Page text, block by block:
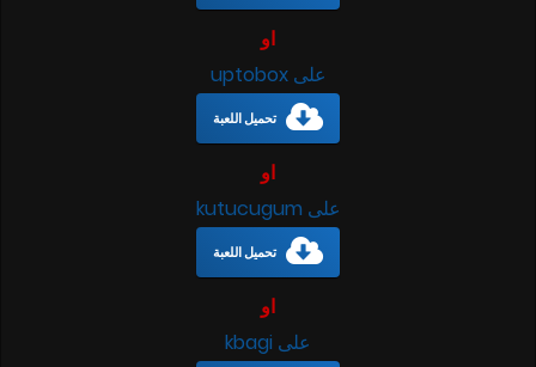
او
على uptobox
تحميل اللعبة
او
على kutucugum
تحميل اللعبة
او
على kbagi